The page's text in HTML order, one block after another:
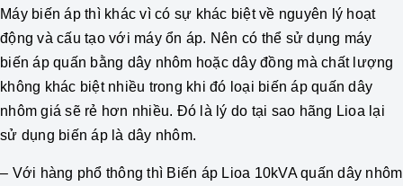
Máy biến áp thì khác vì có sự khác biệt về nguyên lý hoạt
động và cấu tạo với máy ổn áp. Nên có thể sử dụng máy
biến áp quấn bằng dây nhôm hoặc dây đồng mà chất lượng
không khác biệt nhiều trong khi đó loại biến áp quấn dây
nhôm giá sẽ rẻ hơn nhiều. Đó là lý do tại sao hãng Lioa lại
sử dụng biến áp là dây nhôm.
– Với hàng phổ thông thì Biến áp Lioa 10kVAquấn dây nhôm